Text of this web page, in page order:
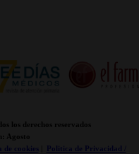
los derechos reservados
Agosto
de cookies|
Politica de Privacidad /